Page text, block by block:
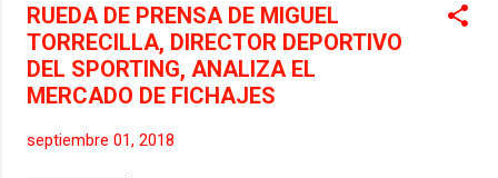
RUEDA DE PRENSA DE MIGUEL
TORRECILLA, DIRECTOR DEPORTIVO
DEL SPORTING, ANALIZA EL
MERCADO DE FICHAJES
septiembre 01, 2018